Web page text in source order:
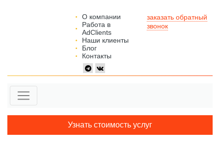
О компании
Работа в
AdClients
Наши клиенты
Блог
Контакты
заказать обратный
звонок
Узнать стоимость услуг